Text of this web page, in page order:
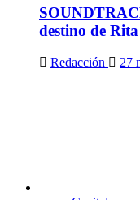
destino de Rita
Redacción 27